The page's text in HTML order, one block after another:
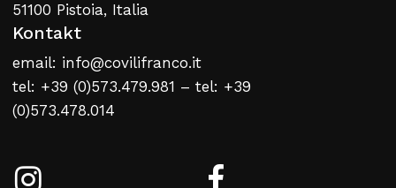
51100 Pistoia, Italia
Kontakt
email: info@covilifranco.it
tel: +39 (0)573.479.981 – tel: +39
(0)573.478.014